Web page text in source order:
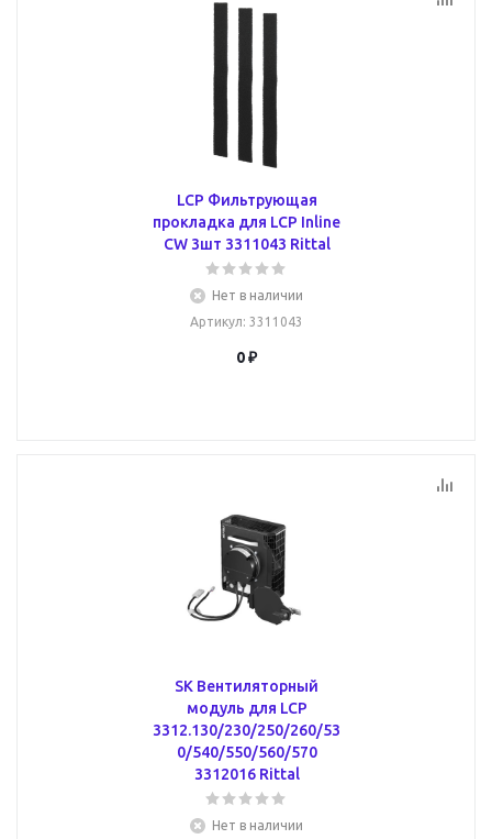
LCP Фильтрующая
прокладка для LCP Inline
CW 3шт 3311043 Rittal
Нет в наличии
Артикул: 3311043
0 ₽
SK Вентиляторный
модуль для LCP
3312.130/230/250/260/53
0/540/550/560/570
3312016 Rittal
Нет в наличии